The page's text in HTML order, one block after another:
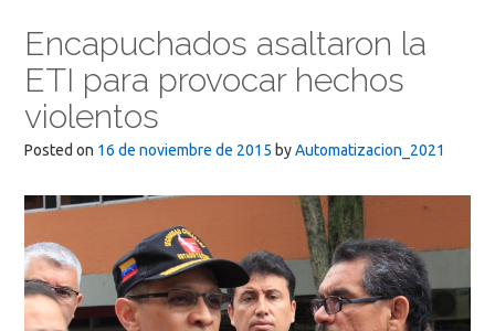
Encapuchados asaltaron la
ETI para provocar hechos
violentos
Posted on 16 de noviembre de 2015 byAutomatizacion_2021